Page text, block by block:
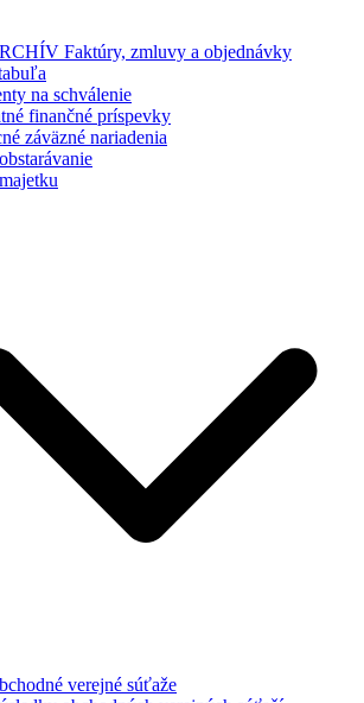
Faktúry, zmluvy a objednávky
na schválenie
finančné príspevky
záväzné nariadenia
verejné súťaže